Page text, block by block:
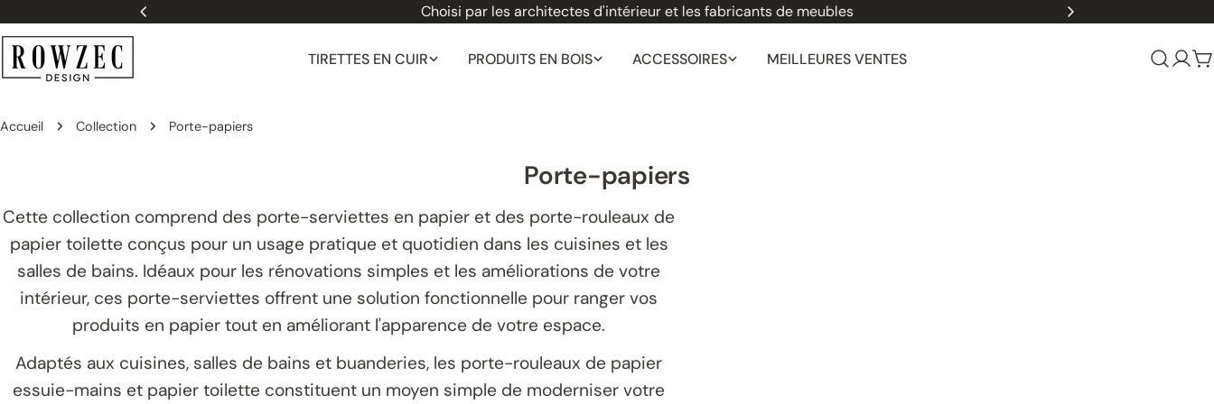
au
contenu
Choisi par les architectes d'intérieur et les fabricants de meubles
TIRETTES EN CUIR PRODUITS EN BOIS ACCESSOIRES MEILLEURES VENTES
Se
Accueil Collection Porte-papiers
C
o
l
l
e
t
Porte-papiers
Cette collection comprend des porte-serviettes en papier et des porte-rouleaux de
papier toilette conçus pour un usage pratique et quotidien dans les cuisines et les
salles de bains. Idéaux pour les rénovations simples et les améliorations de votre
intérieur, ces porte-serviettes offrent une solution fonctionnelle pour ranger vos
produits en papier tout en améliorant l'apparence de votre espace.
Adaptés aux cuisines, salles de bains et buanderies, les porte-rouleaux de papier
essuie-mains et papier toilette constituent un moyen simple de moderniser votre